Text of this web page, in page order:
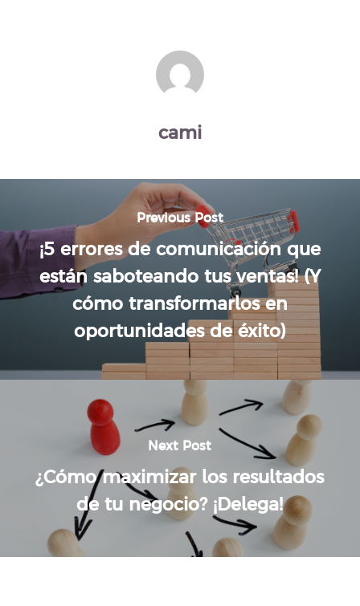
cami
Previous Post
¡5 errores de comunicación que
están saboteando tus ventas! (Y
cómo transformarlos en
oportunidades de éxito)
Next Post
¿Cómo maximizar los resultados
de tu negocio? ¡Delega!